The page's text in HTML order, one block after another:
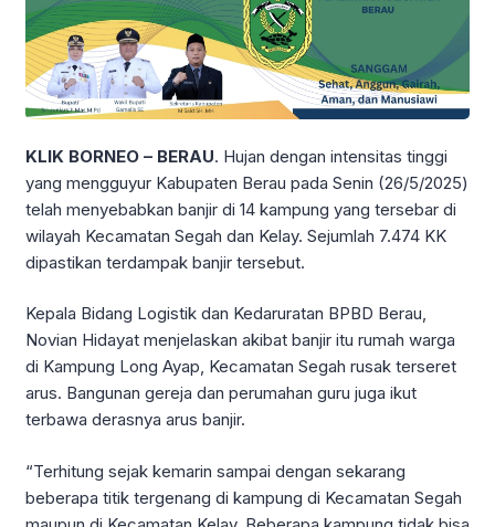
KLIK BORNEO – BERAU. Hujan dengan intensitas tinggi
yang mengguyur Kabupaten Berau pada Senin (26/5/2025)
telah menyebabkan banjir di 14 kampung yang tersebar di
wilayah Kecamatan Segah dan Kelay. Sejumlah 7.474 KK
dipastikan terdampak banjir tersebut.
Kepala Bidang Logistik dan Kedaruratan BPBD Berau,
Novian Hidayat menjelaskan akibat banjir itu rumah warga
di Kampung Long Ayap, Kecamatan Segah rusak terseret
arus. Bangunan gereja dan perumahan guru juga ikut
terbawa derasnya arus banjir.
“Terhitung sejak kemarin sampai dengan sekarang
beberapa titik tergenang di kampung di Kecamatan Segah